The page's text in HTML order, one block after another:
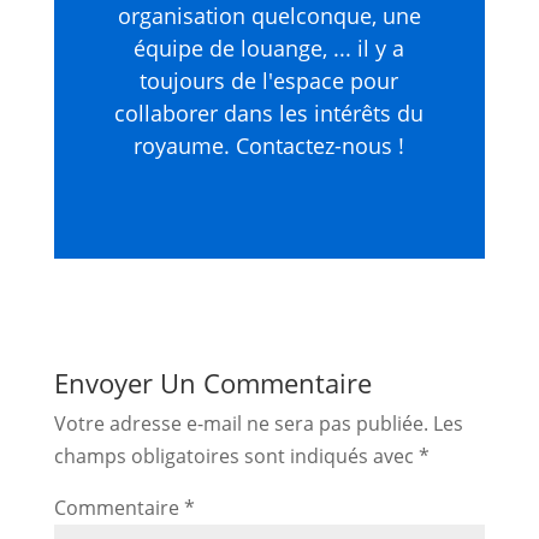
organisation quelconque, une
équipe de louange, ... il y a
toujours de l'espace pour
collaborer dans les intérêts du
royaume. Contactez-nous !
Envoyer Un Commentaire
Votre adresse e-mail ne sera pas publiée. Les
champs obligatoires sont indiqués avec *
Commentaire *